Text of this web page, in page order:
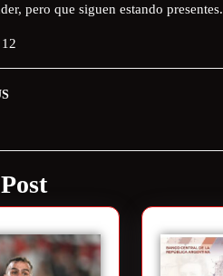
pero que siguen estando presentes.